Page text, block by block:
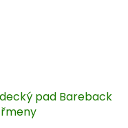
pad Bareback